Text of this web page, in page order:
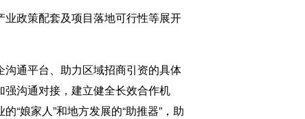
政策配套及项目落地可行性等展开
通平台、助力区域招商引资的具体
沟通对接，建立健全长效合作机
“娘家人”和地方发展的“助推器”，助